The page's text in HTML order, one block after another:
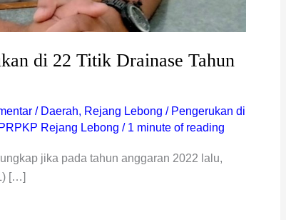
di 22 Titik Drainase Tahun
/ Daerah, Rejang Lebong / Pengerukan di
Rejang Lebong / 1 minute of reading
jika pada tahun anggaran 2022 lalu,
[…]